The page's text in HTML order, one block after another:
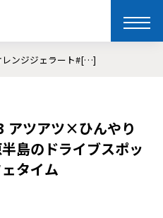
toggle
レンジジェラート#[…]
アツアツ×ひんやり
島のドライブスポッ
タイム